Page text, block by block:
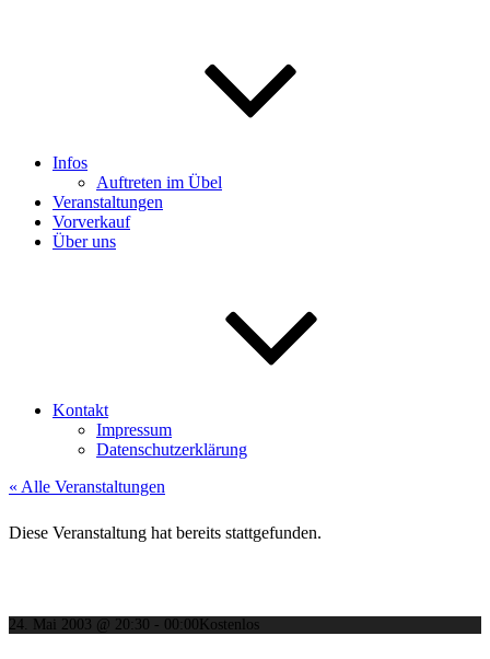
Infos
Auftreten im Übel
Veranstaltungen
Vorverkauf
Über uns
Kontakt
Impressum
Datenschutzerklärung
« Alle Veranstaltungen
Diese Veranstaltung hat bereits stattgefunden.
24. Mai 2003 @ 20:30 - 00:00 Kostenlos